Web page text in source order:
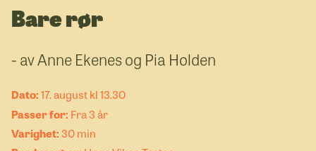
Bare rør
- av Anne Ekenes og Pia Holden
17. august kl 13.30
Fra 3 år
30 min